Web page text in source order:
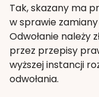
Tak, skazany ma
w sprawie
Odwołanie należy
przez przepisy
wyższej instancji
odwołania.